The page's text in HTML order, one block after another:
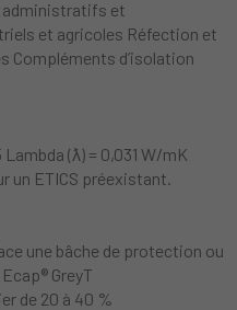
et
et agricoles Réfection et
Compléments d’isolation
(ƛ) = 0,031 W/mK
un ETICS préexistant.
une bâche de protection ou
GreyT
de 20 à 40 %